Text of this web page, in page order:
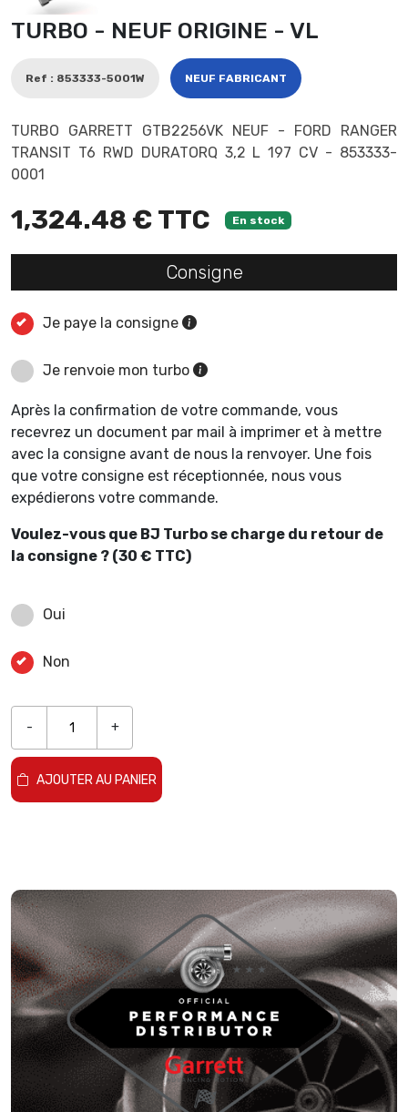
TURBO - NEUF ORIGINE - VL
Ref : 853333-5001W NEUF FABRICANT
TURBO GARRETT GTB2256VK NEUF - FORD RANGER
TRANSIT T6 RWD DURATORQ 3,2 L 197 CV - 853333-
0001
1,324.48 € TTC En stock
Consigne
Je paye la consigne
Je renvoie mon turbo
Après la confirmation de votre commande, vous
recevrez un document par mail à imprimer et à mettre
avec la consigne avant de nous la renvoyer. Une fois
que votre consigne est réceptionnée, nous vous
expédierons votre commande.
Voulez-vous que BJ Turbo se charge du retour de
la consigne ? (30 € TTC)
Oui
Non
- +
AJOUTER AU PANIER